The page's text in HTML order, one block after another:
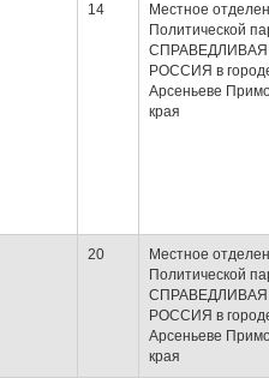
14
Местное
Политической
СПРАВЕДЛИВАЯ
РОССИЯ в
Арсеньеве
края
20
Местное
Политической
СПРАВЕДЛИВАЯ
РОССИЯ в
Арсеньеве
края